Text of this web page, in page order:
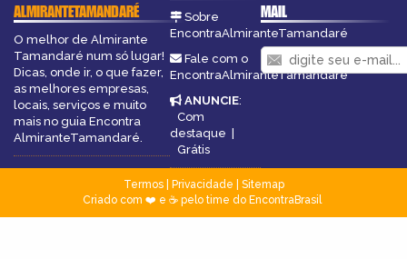
ALMIRANTETAMANDARÉ
O melhor de Almirante
Tamandaré num só lugar!
Dicas, onde ir, o que fazer,
as melhores empresas,
locais, serviços e muito
mais no guia Encontra
AlmiranteTamandaré.
Sobre
EncontraAlmiranteTamandaré
Fale com o
EncontraAlmiranteTamandaré
ANUNCIE:
Com
destaque
Grátis
MAIL
Termos| Privacidade
Sitemap
Criado com ❤️ e ☕ pelo time do EncontraBrasil